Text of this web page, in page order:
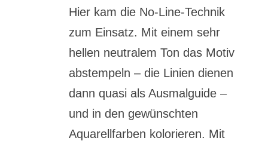
Hier kam die No-Line-Technik
zum Einsatz. Mit einem sehr
hellen neutralem Ton das Motiv
abstempeln – die Linien dienen
dann quasi als Ausmalguide –
und in den gewünschten
Aquarellfarben kolorieren. Mit